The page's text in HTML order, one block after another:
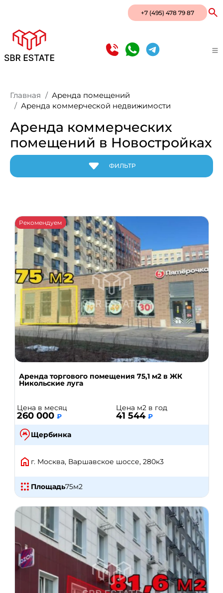
+7 (495) 478 79 87
Главная
Аренда помещений
Аренда коммерческой недвижимости
Аренда коммерческих
помещений в Новостройках
ФИЛЬТР
Метро
Площадь, м² Цена за м²
Цена в месяц
Всего объектов: 174
НАЙТИ НА КАРТЕ ОЧИСТИТЬ
Рекомендуем
Аренда торгового помещения 75,1 м2 в ЖК
Никольские луга
Цена в месяц
260 000 ₽
Цена м2 в год
41 544 ₽
Щербинка
г. Москва, Варшавское шоссе, 280к3
Площадь75м2